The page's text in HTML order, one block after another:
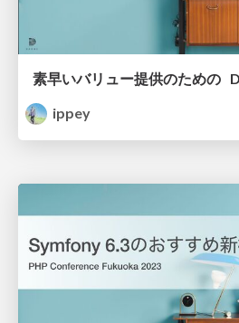
素早いバリュー提供のための
ippey